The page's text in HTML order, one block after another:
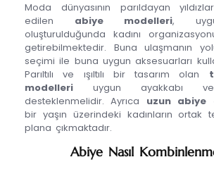
Moda dünyasının parıldayan
edilen abiye modelleri,
oluşturulduğunda kadını
getirebilmektedir. Buna ulaşmanın
seçimi ile buna uygun aksesuarları
Parıltılı ve ışıltılı bir tasarım olan
modelleri uygun ayakkabı
desteklenmelidir. Ayrıca uzun abiye
bir yaşın üzerindeki kadınların ortak
plana çıkmaktadır.
Abiye Nasıl